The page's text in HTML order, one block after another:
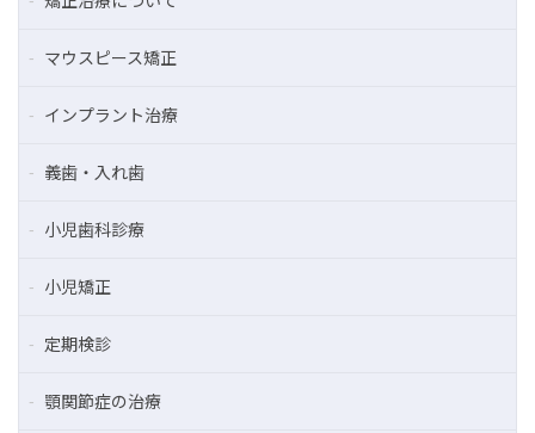
マウスピース矯正
インプラント治療
義歯・入れ歯
小児歯科診療
小児矯正
定期検診
顎関節症の治療